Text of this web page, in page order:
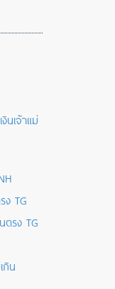
นเจ้าแม่
TG
ตรง TG
กิน